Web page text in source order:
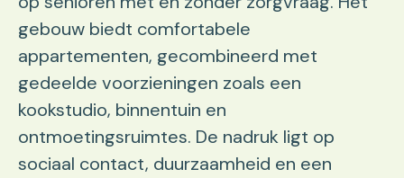
gebouw biedt comfortabele
appartementen, gecombineerd met
gedeelde voorzieningen zoals een
kookstudio, binnentuin en
ontmoetingsruimtes. De nadruk ligt op
sociaal contact, duurzaamheid en een